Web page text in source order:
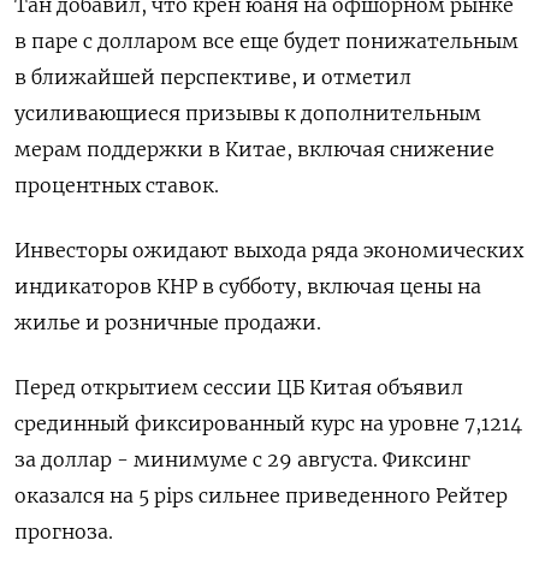
Тан добавил, что крен юаня на офшорном рынке
в паре с долларом все еще будет понижательным
в ближайшей перспективе, и отметил
усиливающиеся призывы к дополнительным
мерам поддержки в Китае, включая снижение
процентных ставок.
Инвесторы ожидают выхода ряда экономических
индикаторов КНР в субботу, включая цены на
жилье и розничные продажи.
Перед открытием сессии ЦБ Китая объявил
срединный фиксированный курс на уровне 7,1214
за доллар - минимуме с 29 августа. Фиксинг
оказался на 5 pips сильнее приведенного Рейтер
прогноза.